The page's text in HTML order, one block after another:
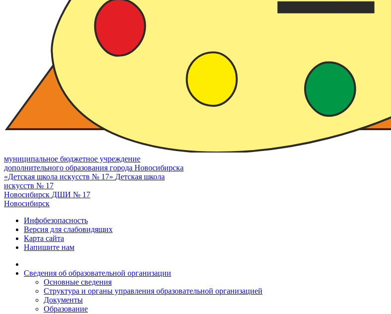
муниципальное бюджетное учреждение
дополнительного образования города Новосибирска
«Детская школа искусств № 17» Детская школа
искусств № 17
Новосибирск ДШИ № 17
Новосибирск
Инфобезопасность
Версия для слабовидящих
Карта сайта
Напишите нам
Сведения об образовательной организации
Основные сведения
Структура и органы управления образовательной организацией
Документы
Образование